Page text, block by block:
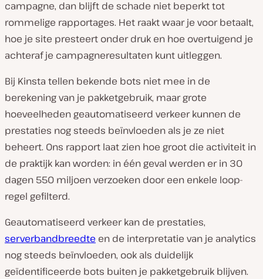
campagne, dan blijft de schade niet beperkt tot
rommelige rapportages. Het raakt waar je voor betaalt,
hoe je site presteert onder druk en hoe overtuigend je
achteraf je campagneresultaten kunt uitleggen.
Bij Kinsta tellen bekende bots niet mee in de
berekening van je pakketgebruik, maar grote
hoeveelheden geautomatiseerd verkeer kunnen de
prestaties nog steeds beïnvloeden als je ze niet
beheert. Ons rapport laat zien hoe groot die activiteit in
de praktijk kan worden: in één geval werden er in 30
dagen 550 miljoen verzoeken door een enkele loop-
regel gefilterd.
Geautomatiseerd verkeer kan de prestaties,
serverbandbreedte en de interpretatie van je analytics
nog steeds beïnvloeden, ook als duidelijk
geïdentificeerde bots buiten je pakketgebruik blijven.